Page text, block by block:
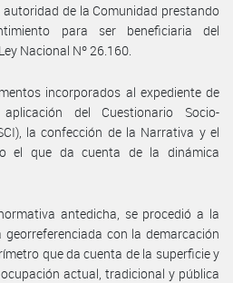
autoridad de la Comunidad prestando
para ser beneficiaria del
Nacional Nº 26.160.
incorporados al expediente de
del Cuestionario Socio-
la confección de la Narrativa y el
el que da cuenta de la dinámica
antedicha, se procedió a la
con la demarcación
que da cuenta de la superficie y
actual, tradicional y pública